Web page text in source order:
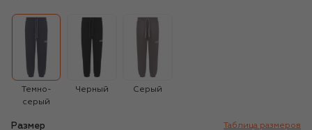
Темно-
серый
Черный Серый
Размер Таблица размеров